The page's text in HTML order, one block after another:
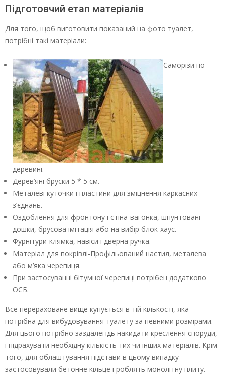
Підготовчий етап матеріалів
Для того, щоб виготовити показаний на фото туалет,
потрібні такі матеріали:
Саморізи по
деревині.
Дерев’яні бруски 5 * 5 см.
Металеві куточки і пластини для зміцнення каркасних
з’єднань.
Оздоблення для фронтону і стіна-вагонка, шпунтовані
дошки, брусова імітація або на вибір блок-хаус.
Фурнітури-клямка, навіси і дверна ручка.
Матеріал для покрівлі-Профільований настил, металева
або м’яка черепиця.
При застосуванні бітумної черепиці потрібен додатково
ОСБ.
Все перераховане вище купується в тій кількості, яка
потрібна для вибудовування туалету за певними розмірами.
Для цього потрібно заздалегідь накидати креслення споруди,
і підрахувати необхідну кількість тих чи інших матеріалів. Крім
того, для облаштування підстави в цьому випадку
застосовували бетонне кільце і роблять монолітну плиту.